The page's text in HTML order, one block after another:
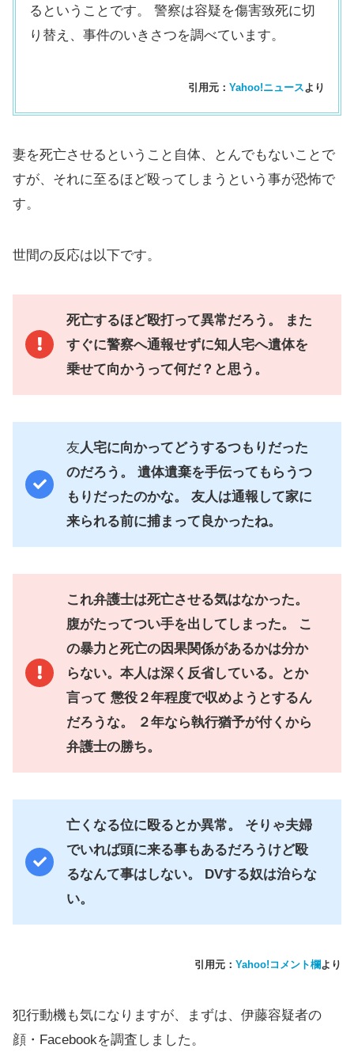
るということです。 警察は容疑を傷害致死に切
り替え、事件のいきさつを調べています。
引用元： Yahoo!ニュース より
妻を死亡させるということ自体、とんでもないことで
すが、それに至るほど殴ってしまうという事が恐怖で
す。
世間の反応は以下です。
死亡するほど殴打って異常だろう。 また
すぐに警察へ通報せずに知人宅へ遺体を
乗せて向かうって何だ？と思う。
友人宅に向かってどうするつもりだった
のだろう。 遺体遺棄を手伝ってもらうつ
もりだったのかな。 友人は通報して家に
来られる前に捕まって良かったね。
これ弁護士は死亡させる気はなかった。
腹がたってつい手を出してしまった。 こ
の暴力と死亡の因果関係があるかは分か
らない。本人は深く反省している。とか
言って 懲役２年程度で収めようとするん
だろうな。 ２年なら執行猶予が付くから
弁護士の勝ち。
亡くなる位に殴るとか異常。 そりゃ夫婦
でいれば頭に来る事もあるだろうけど殴
るなんて事はしない。 DVする奴は治らな
い。
引用元： Yahoo!コメント欄 より
犯行動機も気になりますが、まずは、伊藤容疑者の
顔・Facebookを調査しました。